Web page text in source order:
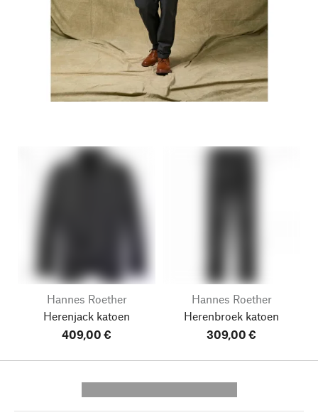
Hannes Roether
Herenjack katoen
409,00 €
Hannes Roether
Herenbroek katoen
309,00 €